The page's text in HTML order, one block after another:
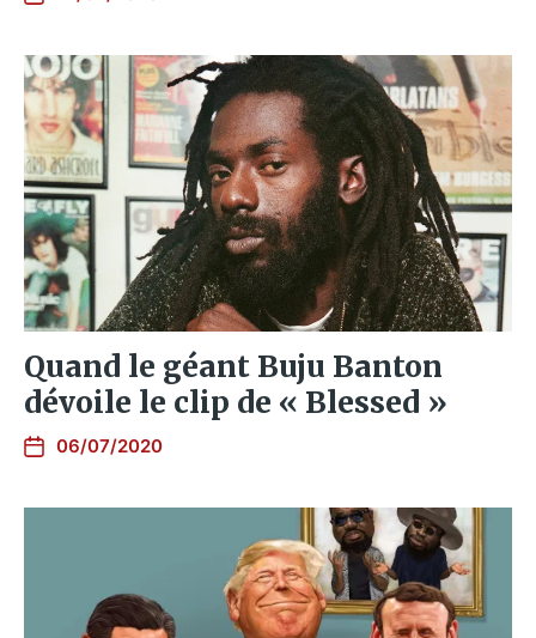
Quand le géant Buju Banton
dévoile le clip de « Blessed »
06/07/2020